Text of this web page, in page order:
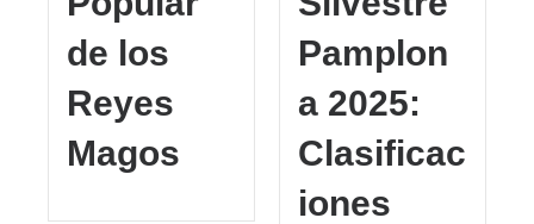
de los
Reyes
Magos
Pamplon
a 2025:
Clasificac
iones